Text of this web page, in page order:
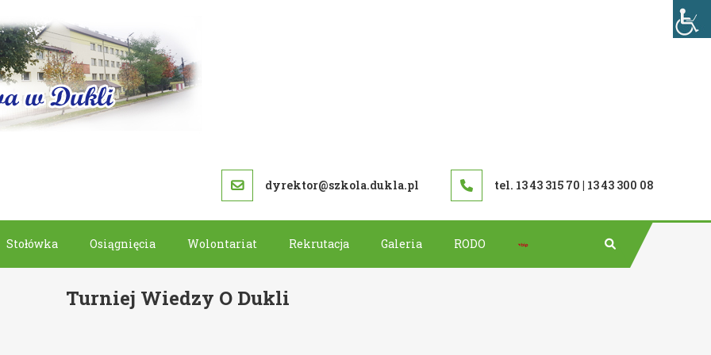
dyrektor@szkola.dukla.pl tel. 13 43 315 70 | 13 43 300 08
Stołówka Osiągnięcia Wolontariat Rekrutacja Galeria RODO Bip
Turniej Wiedzy O Dukli